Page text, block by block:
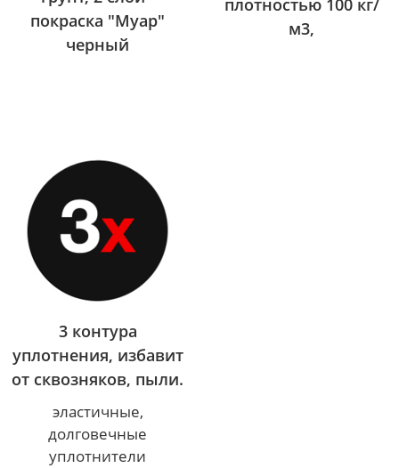
покраска "Муар"
черный
плотностью 100 кг/
м3,
3 контура
уплотнения, избавит
от сквозняков, пыли.
эластичные,
долговечные
уплотнители